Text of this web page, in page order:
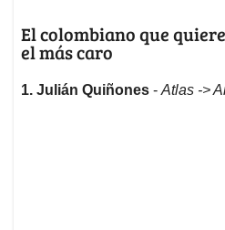
El colombiano que
el más caro
1. Julián Quiñones - Atlas ->